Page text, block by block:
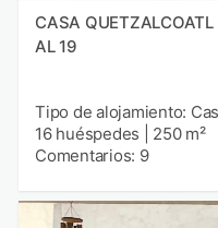
CASA
AL 19
Tipo de alojamiento:
16 huéspedes
250 m²
Comentarios: 9